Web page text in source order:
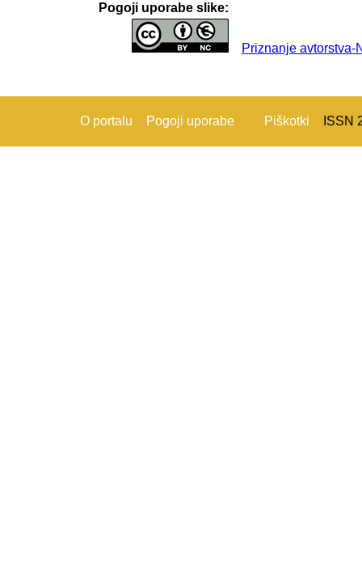
Pogoji uporabe slike:
Priznanje avtorstva-
O portalu Pogoji uporabe Piškotki ISSN